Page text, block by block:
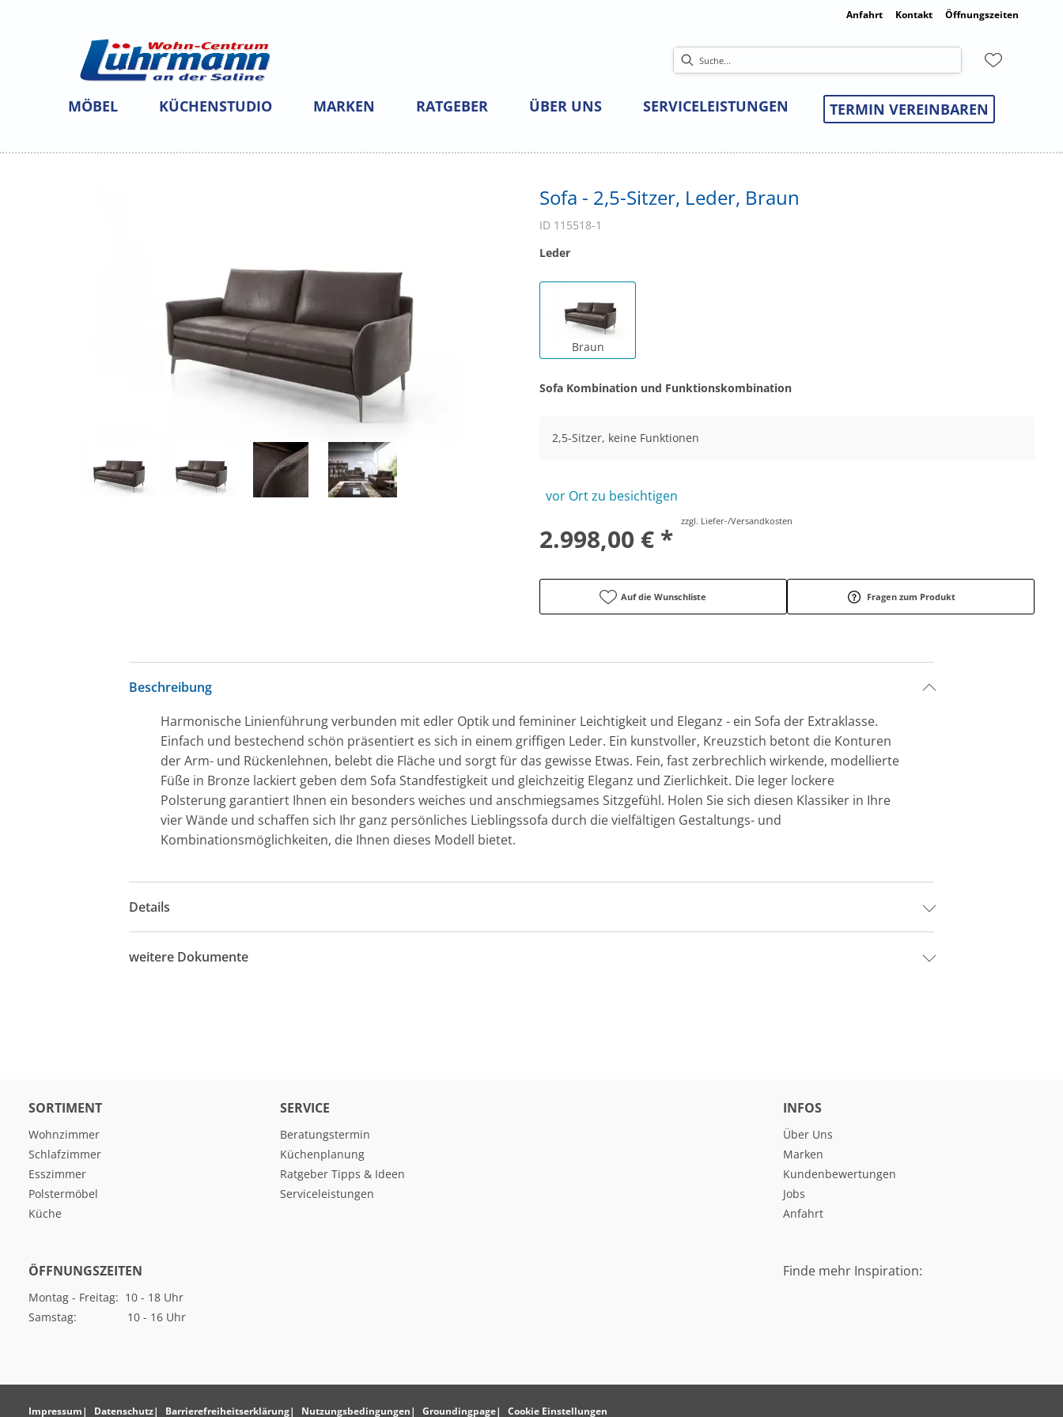
Anfahrt Kontakt Öffnungszeiten
MÖBEL KÜCHENSTUDIO MARKEN RATGEBER ÜBER UNS SERVICELEISTUNGEN TERMIN VEREINBAREN
Sofa - 2,5-Sitzer, Leder, Braun
ID 115518-1
Leder
Braun
Sofa Kombination und Funktionskombination
2,5-Sitzer, keine Funktionen
vor Ort zu besichtigen
2.998,00 € *
zzgl. Liefer-/Versandkosten
Auf die Wunschliste Fragen zum Produkt
Beschreibung
Harmonische Linienführung verbunden mit edler Optik und femininer Leichtigkeit und Eleganz - ein Sofa der Extraklasse.
Einfach und bestechend schön präsentiert es sich in einem griffigen Leder. Ein kunstvoller, Kreuzstich betont die Konturen
der Arm- und Rückenlehnen, belebt die Fläche und sorgt für das gewisse Etwas. Fein, fast zerbrechlich wirkende, modellierte
Füße in Bronze lackiert geben dem Sofa Standfestigkeit und gleichzeitig Eleganz und Zierlichkeit. Die leger lockere
Polsterung garantiert Ihnen ein besonders weiches und anschmiegsames Sitzgefühl. Holen Sie sich diesen Klassiker in Ihre
vier Wände und schaffen sich Ihr ganz persönliches Lieblingssofa durch die vielfältigen Gestaltungs- und
Kombinationsmöglichkeiten, die Ihnen dieses Modell bietet.
Details
weitere Dokumente
SORTIMENT
Wohnzimmer
Schlafzimmer
Esszimmer
Polstermöbel
Küche
SERVICE
Beratungstermin
Küchenplanung
Ratgeber Tipps & Ideen
Serviceleistungen
INFOS
Über Uns
Marken
Kundenbewertungen
Jobs
Anfahrt
ÖFFNUNGSZEITEN
Montag - Freitag: 10 - 18 Uhr
Samstag: 10 - 16 Uhr
Finde mehr Inspiration:
Impressum Datenschutz Barrierefreiheitserklärung Nutzungsbedingungen Groundingpage Cookie Einstellungen